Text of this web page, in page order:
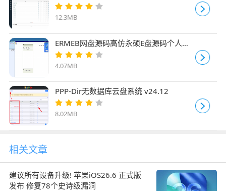
12.3MB
ERMEB网盘源码高仿永硕E盘源码个人版
v2.3
4.07MB
PPP-Dir无数据库云盘系统 v24.12
8.02MB
相关文章
建议所有设备升级! 苹果iOS26.6 正式版
发布 修复78个史诗级漏洞